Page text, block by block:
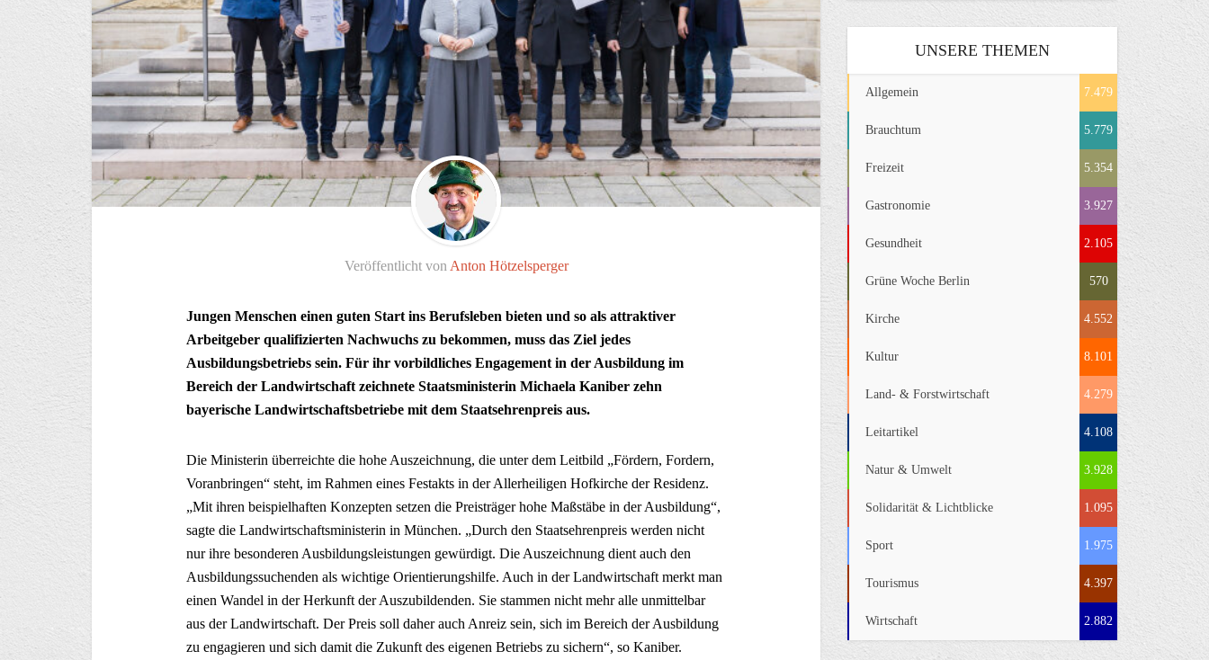
Veröffentlicht von Anton Hötzelsperger
Jungen Menschen einen guten Start ins Berufsleben bieten und so als attraktiver
Arbeitgeber qualifizierten Nachwuchs zu bekommen, muss das Ziel jedes
Ausbildungsbetriebs sein. Für ihr vorbildliches Engagement in der Ausbildung im
Bereich der Landwirtschaft zeichnete Staatsministerin Michaela Kaniber zehn
bayerische Landwirtschaftsbetriebe mit dem Staatsehrenpreis aus.
Die Ministerin überreichte die hohe Auszeichnung, die unter dem Leitbild „Fördern, Fordern,
Voranbringen“ steht, im Rahmen eines Festakts in der Allerheiligen Hofkirche der Residenz.
„Mit ihren beispielhaften Konzepten setzen die Preisträger hohe Maßstäbe in der Ausbildung“,
sagte die Landwirtschaftsministerin in München. „Durch den Staatsehrenpreis werden nicht
nur ihre besonderen Ausbildungsleistungen gewürdigt. Die Auszeichnung dient auch den
Ausbildungssuchenden als wichtige Orientierungshilfe. Auch in der Landwirtschaft merkt man
einen Wandel in der Herkunft der Auszubildenden. Sie stammen nicht mehr alle unmittelbar
aus der Landwirtschaft. Der Preis soll daher auch Anreiz sein, sich im Bereich der Ausbildung
zu engagieren und sich damit die Zukunft des eigenen Betriebs zu sichern“, so Kaniber.
UNSERE THEMEN
Allgemein 7.479
Brauchtum 5.779
Freizeit 5.354
Gastronomie 3.927
Gesundheit 2.105
Grüne Woche Berlin 570
Kirche 4.552
Kultur 8.101
Land- & Forstwirtschaft 4.279
Leitartikel 4.108
Natur & Umwelt 3.928
Solidarität & Lichtblicke 1.095
Sport 1.975
Tourismus 4.397
Wirtschaft 2.882